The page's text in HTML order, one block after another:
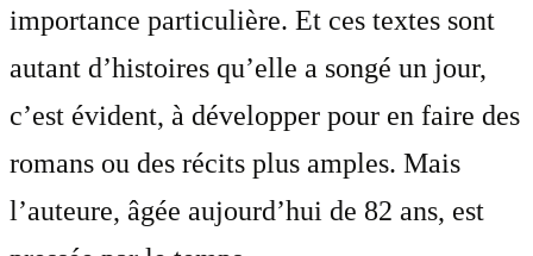
importance particulière. Et ces textes sont
autant d’histoires qu’elle a songé un jour,
c’est évident, à développer pour en faire des
romans ou des récits plus amples. Mais
l’auteure, âgée aujourd’hui de 82 ans, est